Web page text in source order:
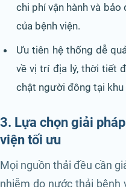
chi phí vận hành và
của bệnh viện.
Ưu tiên hệ thống dễ
về vị trí địa lý, thời tiết
chật người đông tại
3. Lựa chọn giải
viện tối ưu
Mọi nguồn thải đều cần
nhiễm do nước thải bệnh